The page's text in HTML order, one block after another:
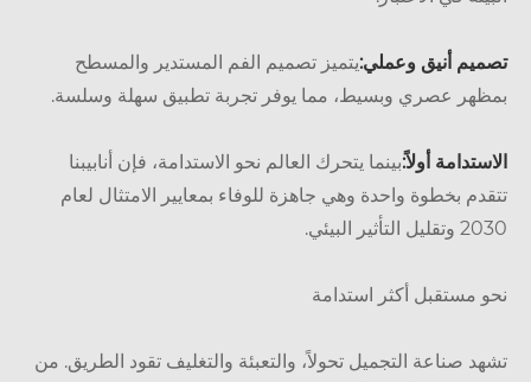
أنيق وعملي:يتميز تصميم الفم المستدير والمسطح
عصري وبسيط، مما يوفر تجربة تطبيق سهلة وسلسة.
أولاً:بينما يتحرك العالم نحو الاستدامة، فإن أنابيبنا
بخطوة واحدة وهي جاهزة للوفاء بمعايير الامتثال لعام
البيئي.
مستقبل أكثر استدامة
صناعة التجميل تحولاً، والتعبئة والتغليف تقود الطريق. من